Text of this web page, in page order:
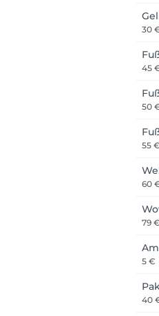
30
45
50
55 €
60
79 €
5 €
40